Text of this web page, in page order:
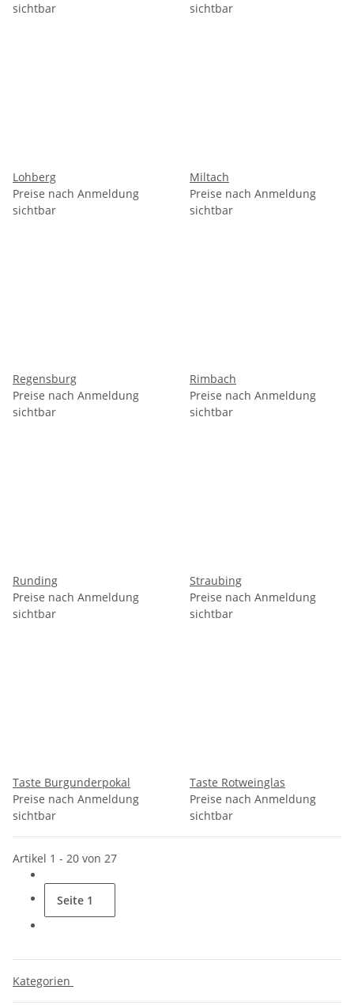
sichtbar
sichtbar
Lohberg
Preise nach Anmeldung
sichtbar
Miltach
Preise nach Anmeldung
sichtbar
Regensburg
Preise nach Anmeldung
sichtbar
Rimbach
Preise nach Anmeldung
sichtbar
Runding
Preise nach Anmeldung
sichtbar
Straubing
Preise nach Anmeldung
sichtbar
Taste Burgunderpokal
Preise nach Anmeldung
sichtbar
Taste Rotweinglas
Preise nach Anmeldung
sichtbar
Artikel 1 - 20 von 27
Seite 1
Kategorien